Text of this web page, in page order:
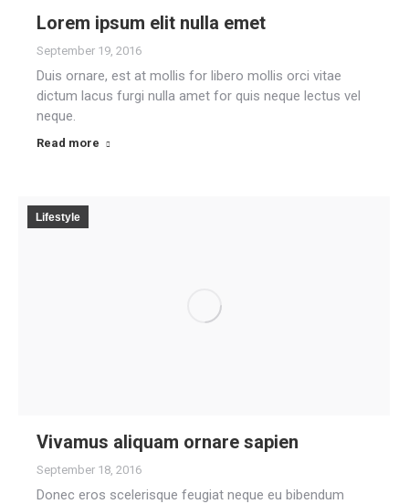
Lorem ipsum elit nulla emet
September 19, 2016
Duis ornare, est at mollis for libero mollis orci vitae
dictum lacus furgi nulla amet for quis neque lectus vel
neque.
Read more
Lifestyle
Vivamus aliquam ornare sapien
September 18, 2016
Donec eros scelerisque feugiat neque eu bibendum